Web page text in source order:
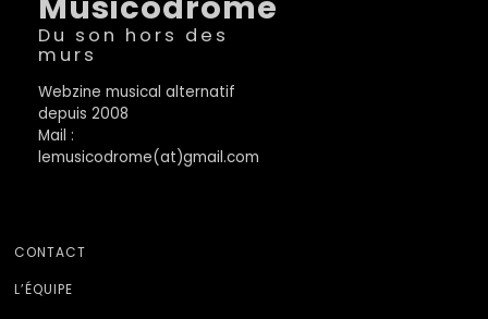
Du son hors des
murs
Webzine musical alternatif
depuis 2008
Mail :
lemusicodrome(at)gmail.com
CONTACT
L’ÉQUIPE